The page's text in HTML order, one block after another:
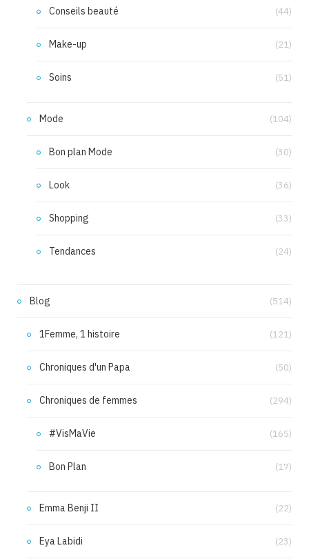
Conseils beauté (44)
Make-up (21)
Soins (51)
Mode (104)
Bon plan Mode (30)
Look (36)
Shopping (33)
Tendances (24)
Blog (514)
1Femme, 1 histoire (121)
Chroniques d'un Papa (50)
Chroniques de femmes (294)
#VisMaVie (165)
Bon Plan (17)
Emma Benji II (22)
Eya Labidi (23)